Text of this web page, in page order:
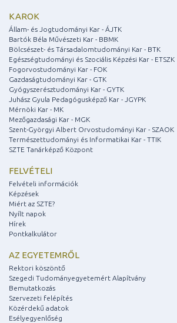
KAROK
Állam- és Jogtudományi Kar - ÁJTK
Bartók Béla Művészeti Kar - BBMK
Bölcsészet- és Társadalomtudományi Kar - BTK
Egészségtudományi és Szociális Képzési Kar - ETSZK
Fogorvostudományi Kar - FOK
Gazdaságtudományi Kar - GTK
Gyógyszerésztudományi Kar - GYTK
Juhász Gyula Pedagógusképző Kar - JGYPK
Mérnöki Kar - MK
Mezőgazdasági Kar - MGK
Szent-Györgyi Albert Orvostudományi Kar - SZAOK
Természettudományi és Informatikai Kar - TTIK
SZTE Tanárképző Központ
FELVÉTELI
Felvételi információk
Képzések
Miért az SZTE?
Nyílt napok
Hírek
Pontkalkulátor
AZ EGYETEMRŐL
Rektori köszöntő
Szegedi Tudományegyetemért Alapítvány
Bemutatkozás
Szervezeti felépítés
Közérdekű adatok
Esélyegyenlőség